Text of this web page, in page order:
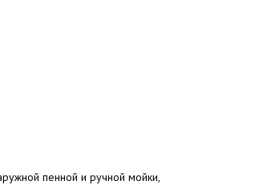
пенной и ручной мойки,